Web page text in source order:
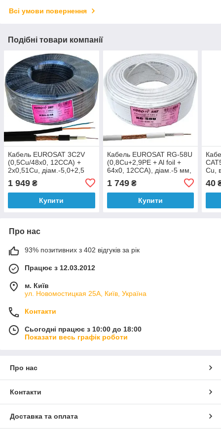
Всі умови повернення
Подібні товари компанії
Кабель EUROSAT 3C2V
(0,5Cu/48x0, 12CCA) +
2x0,51Cu, діам.-5,0+2,5
1 949 ₴
Купити
Кабель EUROSAT RG-58U
(0,8Cu+2,9PE + Al foil +
64x0, 12CCA), діам.-5 мм,
1 749₴
Купити
Cu,
40
Про нас
93% позитивних з 402 відгуків за рік
Працює з 12.03.2012
м. Київ
ул. Новомостицкая 25А, Київ, Україна
Контакти
Сьогодні працює з 10:00 до 18:00
Показати весь графік роботи
Про нас
Контакти
Доставка та оплата